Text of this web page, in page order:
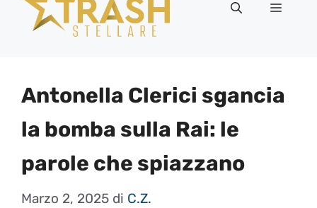
contenuto
Menu
Antonella Clerici sgancia
la bomba sulla Rai: le
parole che spiazzano
Marzo 2, 2025 di C.Z.